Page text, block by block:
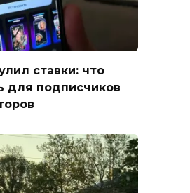
ставки: что
для подписчиков